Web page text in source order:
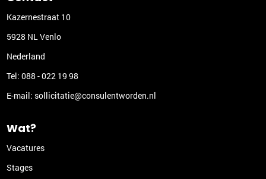
Kazernestraat 10
5928 NL Venlo
Nederland
Tel:088 - 022 19 98
E-mail:sollicitatie@consulentworden.nl
Wat?
Vacatures
Stages